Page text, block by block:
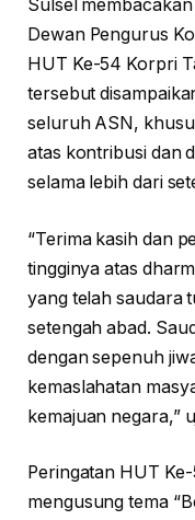
Sulsel
Dewan Pengurus
HUT Ke-54 Korpri
tersebut
seluruh ASN,
atas kontribusi dan
selama lebih dari
“Terima kasih dan
tingginya atas
yang telah saudara
setengah abad.
dengan sepenuh
kemaslahatan
kemajuan negara,”
Peringatan HUT
mengusung tema